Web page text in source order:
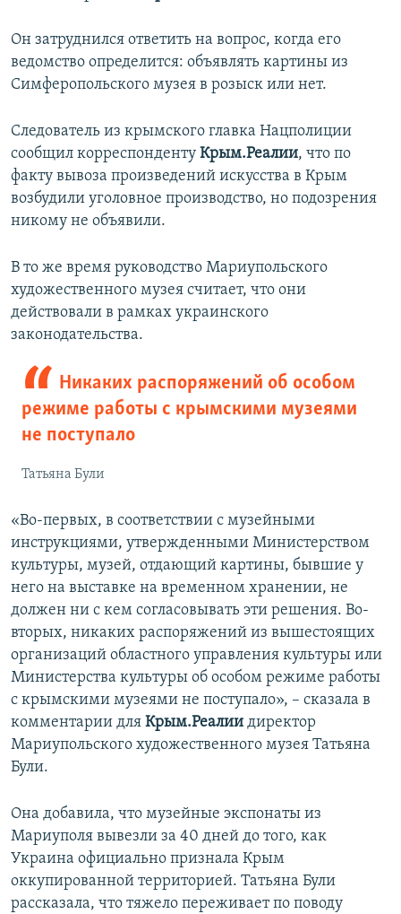
Он затруднился ответить на вопрос, когда его
ведомство определится: объявлять картины из
Симферопольского музея в розыск или нет.
Следователь из крымского главка Нацполиции
сообщил корреспонденту Крым.Реалии, что по
факту вывоза произведений искусства в Крым
возбудили уголовное производство, но подозрения
никому не объявили.
В то же время руководство Мариупольского
художественного музея считает, что они
действовали в рамках украинского
законодательства.
Никаких распоряжений об особом
режиме работы с крымскими музеями
не поступало
Татьяна Були
«Во-первых, в соответствии с музейными
инструкциями, утвержденными Министерством
культуры, музей, отдающий картины, бывшие у
него на выставке на временном хранении, не
должен ни с кем согласовывать эти решения. Во-
вторых, никаких распоряжений из вышестоящих
организаций областного управления культуры или
Министерства культуры об особом режиме работы
с крымскими музеями не поступало», – сказала в
комментарии для Крым.Реалии директор
Мариупольского художественного музея Татьяна
Були.
Она добавила, что музейные экспонаты из
Мариуполя вывезли за 40 дней до того, как
Украина официально признала Крым
оккупированной территорией. Татьяна Були
рассказала, что тяжело переживает по поводу